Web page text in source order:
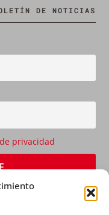
DE NOTICIAS
privacidad